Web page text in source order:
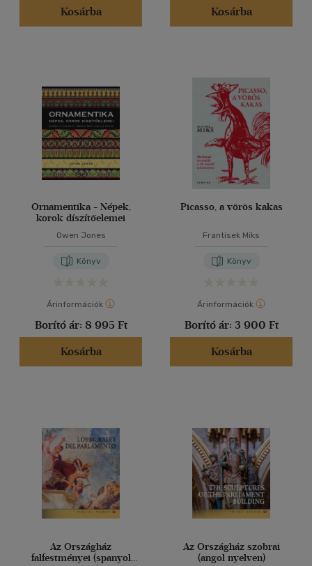
Kosárba
Kosárba
Ornamentika - Népek,
korok díszítőelemei
Owen Jones
Könyv
Árinformációk
Borító ár: 8 995 Ft
Kosárba
Picasso, a vörös kakas
Frantisek Miks
Könyv
Árinformációk
Borító ár: 3 900 Ft
Kosárba
Az Országház
falfestményei (spanyol
Az Országház szobrai
(angol nyelven)